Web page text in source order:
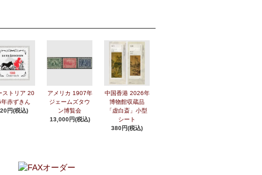
ストリア 20
赤ずきん
円(税込)
アメリカ 1907年
ジェームズタウ
ン博覧会
13,000円(税込)
中国香港 2026年
博物館収蔵品
「虚白斎」小型
シート
380円(税込)